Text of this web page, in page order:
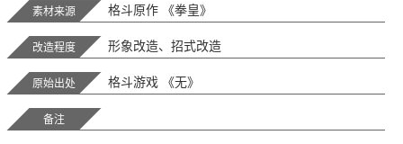
素材来源 格斗原作 《拳皇》
改造程度 形象改造、招式改造
原始出处 格斗游戏 《无》
备注